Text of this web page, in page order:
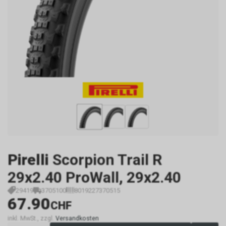
Pirelli Scorpion Trail R
29x2.40 ProWall, 29x2.40
29419 3705100 8019227370515
67.90CHF
inkl. MwSt., zzgl. Versandkosten